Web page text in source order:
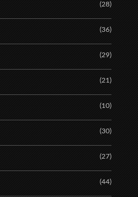
(28)
(36)
(29)
(21)
(10)
(30)
(27)
(44)